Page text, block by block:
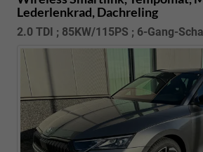
Lederlenkrad, Dachreling
2.0 TDI ; 85KW/115PS ; 6-Gang-